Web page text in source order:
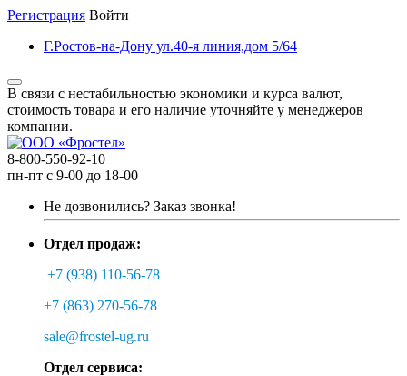
Регистрация Войти
Г.Ростов-на-Дону ул.40-я линия,дом 5/64
В связи с нестабильностью экономики и курса валют,
стоимость товара и его наличие уточняйте у менеджеров
компании.
8-800-550-92-10
пн-пт с 9-00 до 18-00
Не дозвонились? Заказ звонка!
Отдел продаж:
+7 (938) 110-56-78
+7 (863) 270-56-78
sale@frostel-ug.ru
Отдел сервиса: